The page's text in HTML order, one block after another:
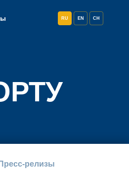
RU EN CH
Пресс-релизы